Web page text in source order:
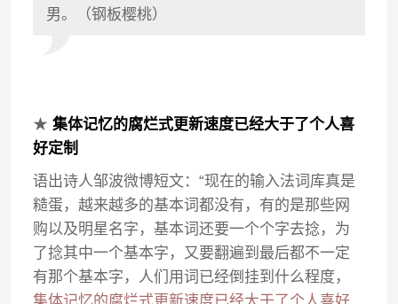
男。（钢板樱桃）
★集体记忆的腐烂式更新速度已经大于了个人喜
好定制
语出诗人邹波微博短文：“现在的输入法词库真是
糙蛋，越来越多的基本词都没有，有的是那些网
购以及明星名字，基本词还要一个个字去捻，为
了捻其中一个基本字，又要翻遍到最后都不一定
有那个基本字，人们用词已经倒挂到什么程度，